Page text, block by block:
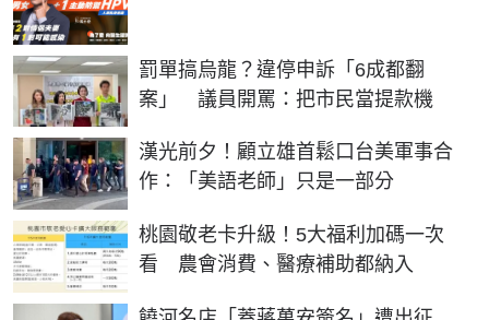
罰單搞烏龍？違停申訴「6成都翻
案」 議員開罵：把市民當提款機
漢光前夕！顧立雄首鬆口台美軍事合
作：「美語老師」只是一部分
桃園敬老卡升級！5大福利加碼一次
看 農會消費、醫療補助都納入